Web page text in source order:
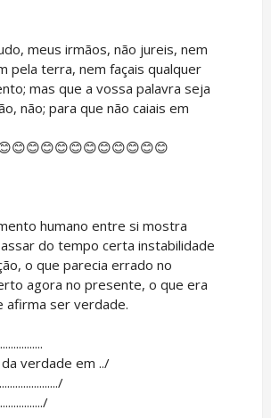
meus irmãos, não jureis, nem
pela terra, nem façais qualquer
mas que a vossa palavra seja
não; para que não caiais em
humano entre si mostra
do tempo certa instabilidade
o que parecia errado no
agora no presente, o que era
afirma ser verdade.
verdade em ../